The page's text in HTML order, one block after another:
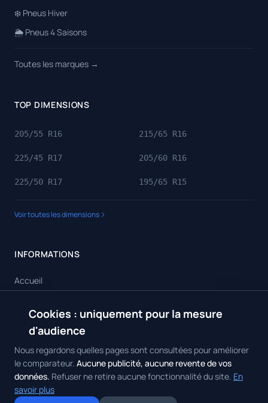
❄️ Pneus Hiver
🌦️ Pneus 4 Saisons
Toutes les marques →
TOP DIMENSIONS
205/55 R16 215/65 R16
225/45 R17 205/60 R16
225/50 R17 195/65 R15
Voir toutes les dimensions
INFORMATIONS
Accueil
Toutes les marques
Contact
Cookies : uniquement pour la mesure
d'audience
Nous regardons quelles pages sont consultées pour améliorer
le comparateur. Aucune publicité, aucune revente de vos
données. Refuser ne retire aucune fonctionnalité du site. En
savoir plus